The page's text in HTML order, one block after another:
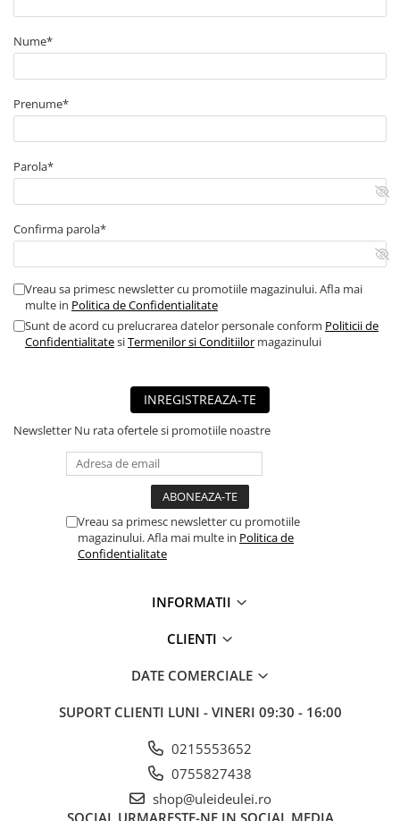
■ Capace roti
■ Stergatoare auto
■ Consumabile service
■ Echipamente de ridicare
■ Produse sezoniere
■ Produse universale
■ Echipamente atelier
pneumatice
■ Odorizanti auto
■ Consumabile vopsitorie
■ Carlige remorcare
■ Accesorii vehicule electrice
■ Mobilier service
■ Scule de mana
■ Vopsea spray
■ Sistem AC
► Ulei motor autoturisme
■ Ulei motor MOBIL
■ Ulei motor VALVOLINE
Nume*
Prenume*
Parola*
Confirma parola*
Vreau sa primesc newsletter cu promotiile magazinului. Afla mai
multe in Politica de Confidentialitate
Sunt de acord cu prelucrarea datelor personale conform Politicii de
ConfidentialitatesiTermenilor si Conditiilor magazinului
INREGISTREAZA-TE
Newsletter Nu rata ofertele si promotiile noastre
Vreau sa primesc newsletter cu promotiile
magazinului. Afla mai multe in Politica de
Confidentialitate
INFORMATII
CLIENTI
DATE COMERCIALE
SUPORT CLIENTI LUNI - VINERI 09:30 - 16:00
0215553652
0755827438
shop@uleideulei.ro
SOCIAL URMARESTE-NE IN SOCIAL MEDIA